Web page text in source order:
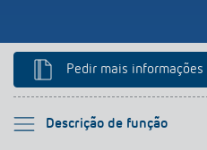
Pedir mais informações
Descrição de função
Por favor selecione